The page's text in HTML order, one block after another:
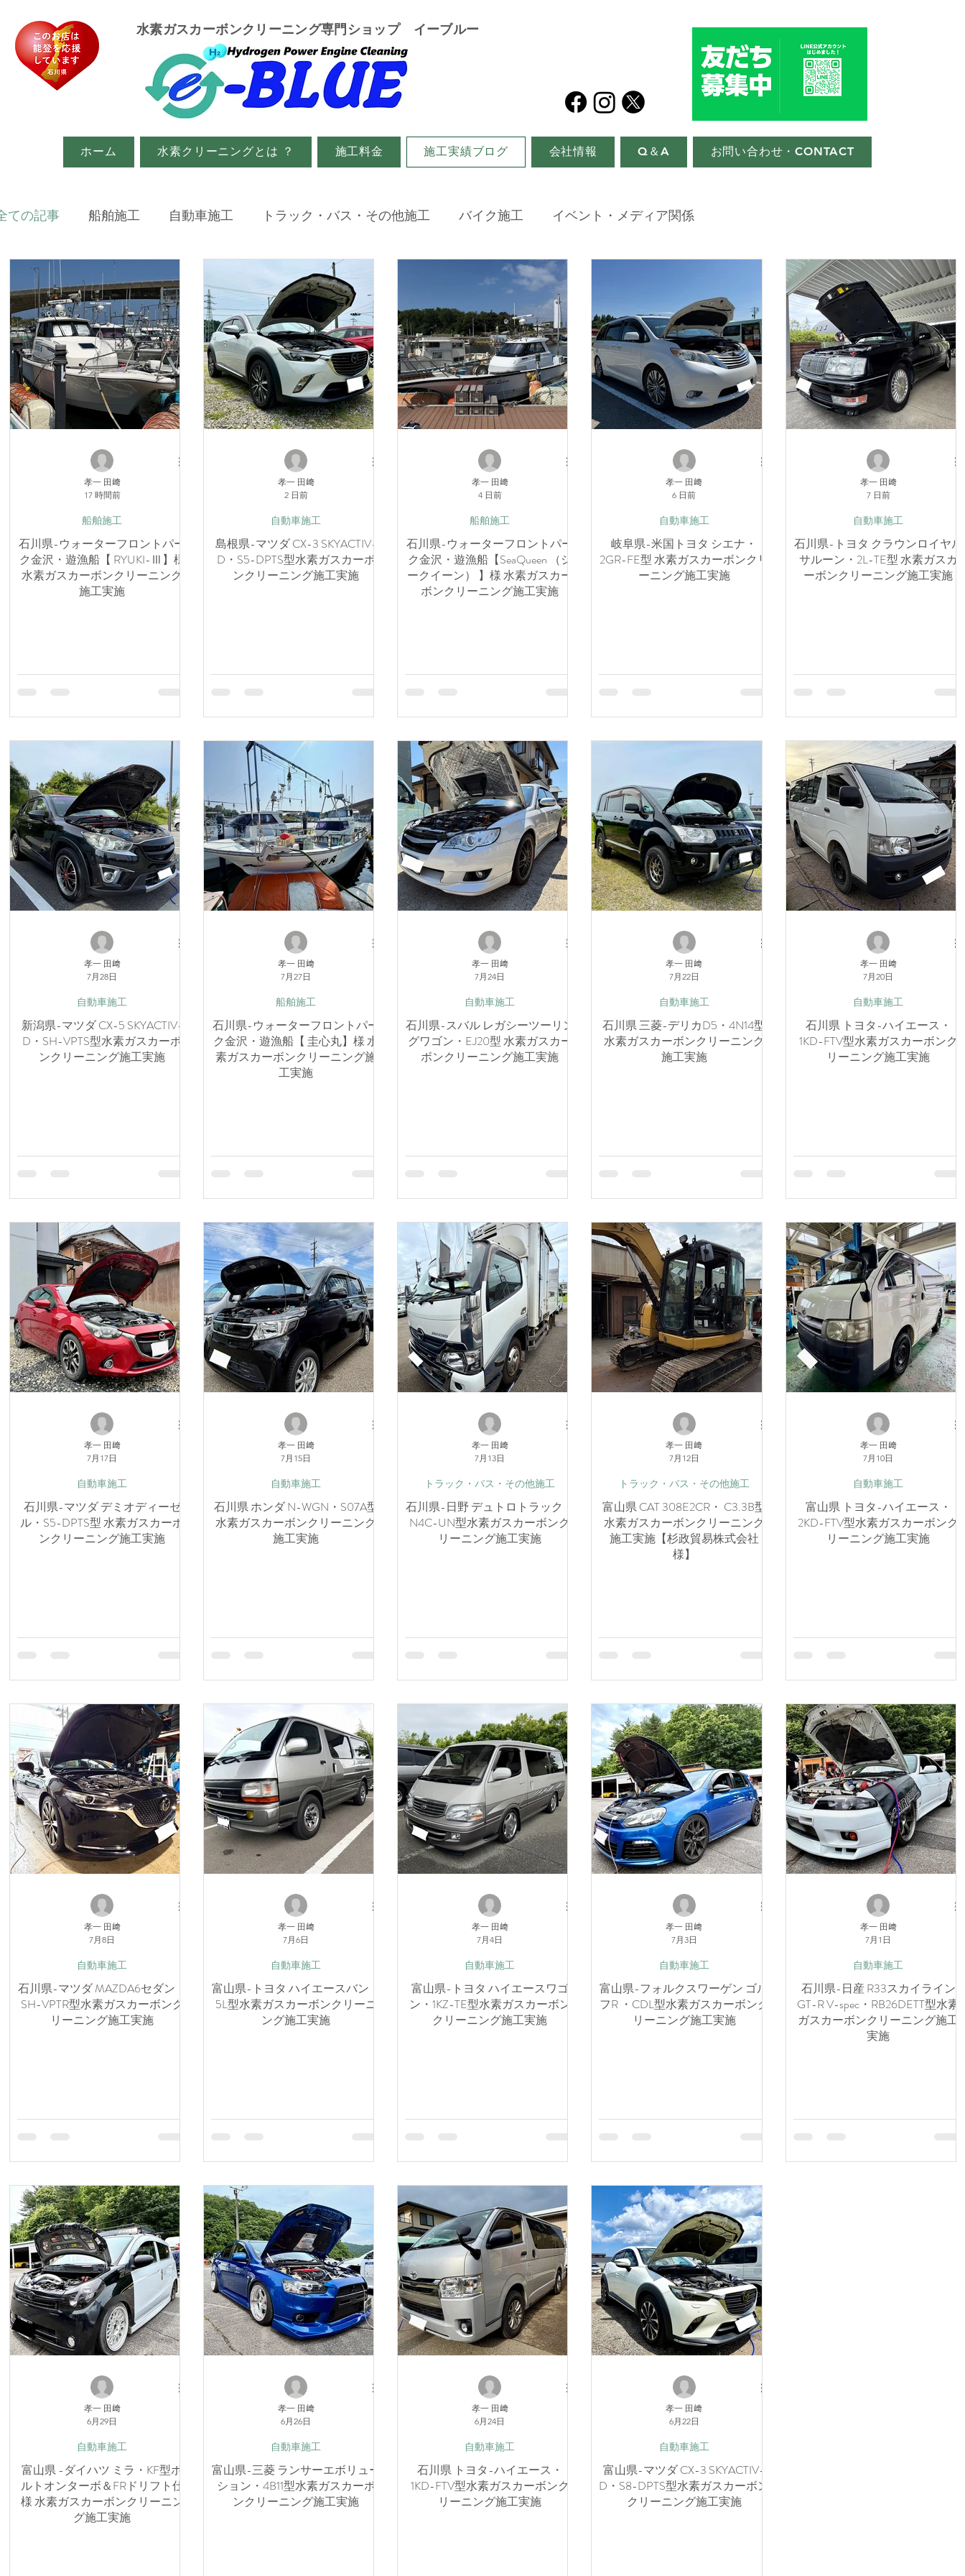
​水素ガスカーボンクリーニング専門ショップ イーブルー
ホーム 水素クリーニングとは ？ 施工料金 施工実績ブログ 会社情報 Q＆A お問い合わせ・CONTACT
ての記事 船舶施工 自動車施工 トラック・バス・その他施工 バイク施工 イベント・メディア関係
石川県-ウォーターフロントパー
ク金沢・遊漁船【 RYUKI-Ⅲ】様
水素ガスカーボンクリーニング
施工実施
船舶施工
孝一 田﨑
17 時間前
島根県-マツダ CX-3 SKYACTIV-
D・S5-DPTS型水素ガスカーボ
ンクリーニング施工実施
自動車施工
孝一 田﨑
2 日前
石川県-ウォーターフロントパー
ク金沢・遊漁船【SeaQueen （シ
ークイーン） 】様 水素ガスカー
ボンクリーニング施工実施
船舶施工
孝一 田﨑
4 日前
岐阜県-米国トヨタ シエナ・
2GR-FE型 水素ガスカーボンクリ
ーニング施工実施
自動車施工
孝一 田﨑
6 日前
石川県-トヨタ クラウンロイヤル
サルーン・2L-TE型 水素ガスカ
ーボンクリーニング施工実施
自動車施工
孝一 田﨑
7 日前
新潟県-マツダ CX-5 SKYACTIV-
D・SH-VPTS型水素ガスカーボ
ンクリーニング施工実施
自動車施工
孝一 田﨑
7月28日
石川県-ウォーターフロントパー
ク金沢・遊漁船【 圭心丸】様 水
素ガスカーボンクリーニング施
工実施
船舶施工
孝一 田﨑
7月27日
石川県-スバル レガシーツーリン
グワゴン・EJ20型 水素ガスカー
ボンクリーニング施工実施
自動車施工
孝一 田﨑
7月24日
石川県 三菱-デリカD5・4N14型
水素ガスカーボンクリーニング
施工実施
自動車施工
孝一 田﨑
7月22日
石川県 トヨタ-ハイエース・
1KD-FTV型水素ガスカーボンク
リーニング施工実施
自動車施工
孝一 田﨑
7月20日
石川県-マツダ デミオディーゼ
ル・S5-DPTS型 水素ガスカーボ
ンクリーニング施工実施
自動車施工
孝一 田﨑
7月17日
石川県 ホンダ N-WGN・S07A型
水素ガスカーボンクリーニング
施工実施
自動車施工
孝一 田﨑
7月15日
石川県-日野 デュトロトラック・
N4C-UN型水素ガスカーボンク
リーニング施工実施
トラック・バス・その他施工
孝一 田﨑
7月13日
富山県 CAT 308E2CR・ C3.3B型
水素ガスカーボンクリーニング
施工実施【杉政貿易株式会社
様】
トラック・バス・その他施工
孝一 田﨑
7月12日
富山県 トヨタ-ハイエース・
2KD-FTV型水素ガスカーボンク
リーニング施工実施
自動車施工
孝一 田﨑
7月10日
石川県-マツダ MAZDA6セダン・
SH-VPTR型水素ガスカーボンク
リーニング施工実施
自動車施工
孝一 田﨑
7月8日
富山県-トヨタ ハイエースバン・
5L型水素ガスカーボンクリーニ
ング施工実施
自動車施工
孝一 田﨑
7月6日
富山県-トヨタ ハイエースワゴ
ン・1KZ-TE型水素ガスカーボン
クリーニング施工実施
自動車施工
孝一 田﨑
7月4日
富山県-フォルクスワーゲン ゴル
フR ・CDL型水素ガスカーボンク
リーニング施工実施
自動車施工
孝一 田﨑
7月3日
石川県-日産 R33スカイライン
GT-R V-spec・RB26DETT型水素
ガスカーボンクリーニング施工
実施
自動車施工
孝一 田﨑
7月1日
富山県 -ダイハツ ミラ・KF型ボ
ルトオンターボ＆FRドリフト仕
様 水素ガスカーボンクリーニン
グ施工実施
自動車施工
孝一 田﨑
6月29日
富山県-三菱 ランサーエボリュー
ション・4B11型水素ガスカーボ
ンクリーニング施工実施
自動車施工
孝一 田﨑
6月26日
石川県 トヨタ-ハイエース・
1KD-FTV型水素ガスカーボンク
リーニング施工実施
自動車施工
孝一 田﨑
6月24日
富山県-マツダ CX-3 SKYACTIV-
D・S8-DPTS型水素ガスカーボン
クリーニング施工実施
自動車施工
孝一 田﨑
6月22日